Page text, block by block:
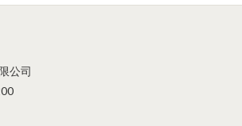
公司